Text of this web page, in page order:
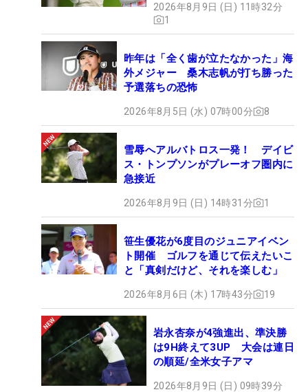
2026年8月9日 (日) 11時32分
1
昨年は「全く歯が立たなかった」海
外メジャー 桑木志帆が打ち勝った
予選落ちの恐怖
2026年8月5日 (水) 07時00分 8
雪辱へアルバトロス一発！ デイビ
ス・トンプソンがプレーオフ圏内に
急接近
2026年8月9日 (日) 14時31分 1
笹生優花が6度目のジュニアイベン
ト開催 ゴルフを通じて伝えたいこ
と「真剣だけど、それを楽しむ」
2026年8月6日 (木) 17時43分 19
岩永杏奈が4強進出、準決勝
は9H終えて3UP 大会は連日
の順延/全米女子アマ
2026年8月9日 (日) 09時39分